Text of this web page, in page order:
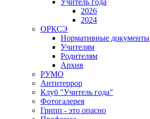
2026
2024
ОРКСЭ
Нормативные документы
Учителям
Родителям
Архив
РУМО
Антитеррор
Клуб "Учитель года"
Фотогалерея
Грипп - это опасно